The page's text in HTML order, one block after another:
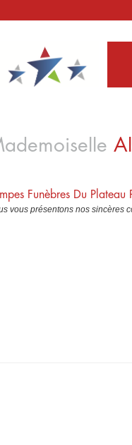
Funèbres Du
vous présentons nos sincères